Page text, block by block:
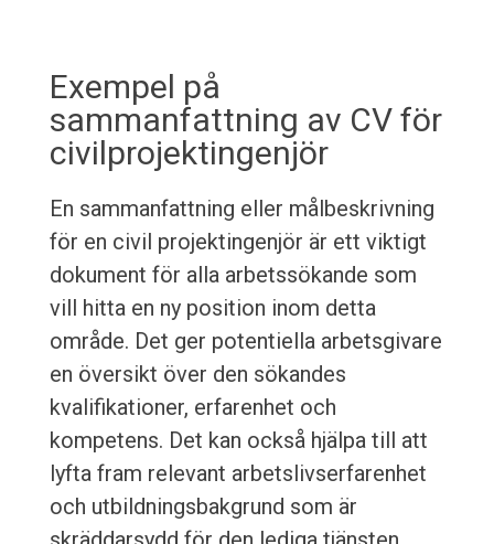
Exempel på
sammanfattning av CV för
civilprojektingenjör
En sammanfattning eller målbeskrivning
för en civil projektingenjör är ett viktigt
dokument för alla arbetssökande som
vill hitta en ny position inom detta
område. Det ger potentiella arbetsgivare
en översikt över den sökandes
kvalifikationer, erfarenhet och
kompetens. Det kan också hjälpa till att
lyfta fram relevant arbetslivserfarenhet
och utbildningsbakgrund som är